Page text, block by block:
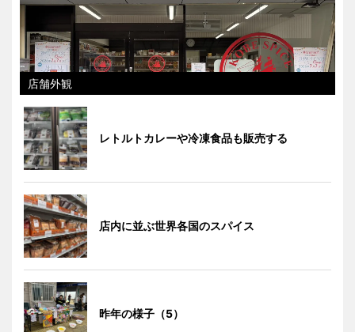
店舗外観
レトルトカレーや冷凍食品も販売する
店内に並ぶ世界各国のスパイス
昨年の様子（5）